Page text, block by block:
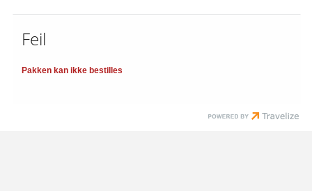
Feil
Pakken kan ikke bestilles